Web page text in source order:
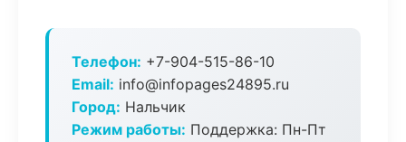
Телефон: +7-904-515-86-10
Email: info@infopages24895.ru
Город: Нальчик
Режим работы: Поддержка: Пн-Пт